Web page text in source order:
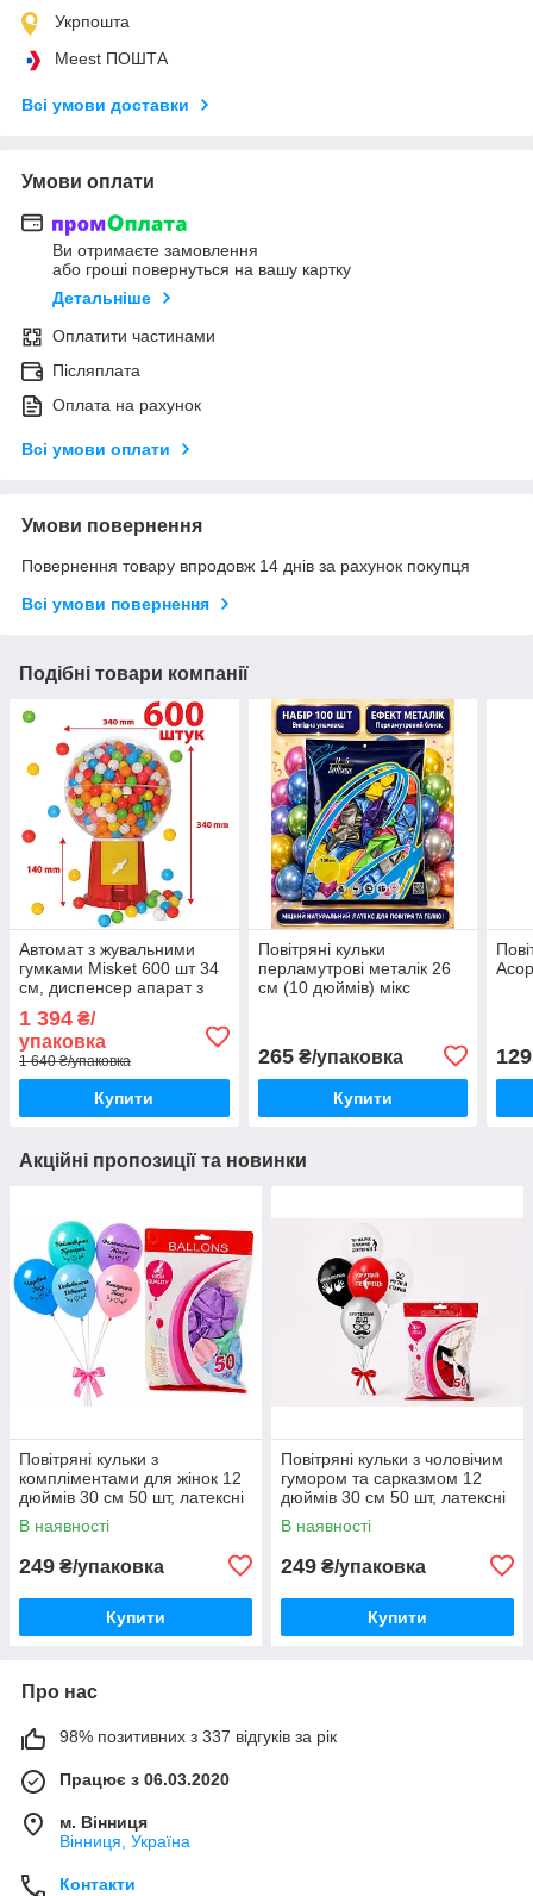
Укрпошта
Meest ПОШТА
Всі умови доставки
Умови оплати
Ви отримаєте замовлення
або гроші повернуться на вашу картку
Детальніше
Оплатити частинами
Післяплата
Оплата на рахунок
Всі умови оплати
Умови повернення
Повернення товару впродовж 14 днів за рахунок покупця
Всі умови повернення
Подібні товари компанії
Автомат з жувальними
гумками Misket 600 шт 34
см, диспенсер апарат з
1 394 ₴/
упаковка
1 640 ₴/упаковка
Купити
Повітряні кульки
перламутрові металік 26
см (10 дюймів) мікс
265₴/упаковка
Купити
129
Акційні пропозиції та новинки
Повітряні кульки з
компліментами для жінок 12
дюймів 30 см 50 шт, латексні
пастельні кульки під гелій
В наявності
249 ₴/упаковка
Купити
Повітряні кульки з чоловічим
гумором та сарказмом 12
дюймів 30 см 50 шт, латексні
кульки з жартами під гелій
В наявності
249 ₴/упаковка
Купити
Про нас
98% позитивних з 337 відгуків за рік
Працює з 06.03.2020
м. Вінниця
Вінниця, Україна
Контакти